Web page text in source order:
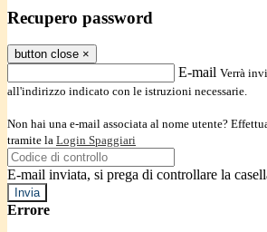
Recupero password
button close ×
E-mail Verrà
all'indirizzo indicato con le istruzioni necessarie.
Non hai una e-mail associata al nome utente?
tramite la Login Spaggiari
E-mail inviata, si prega di controllare la
Errore